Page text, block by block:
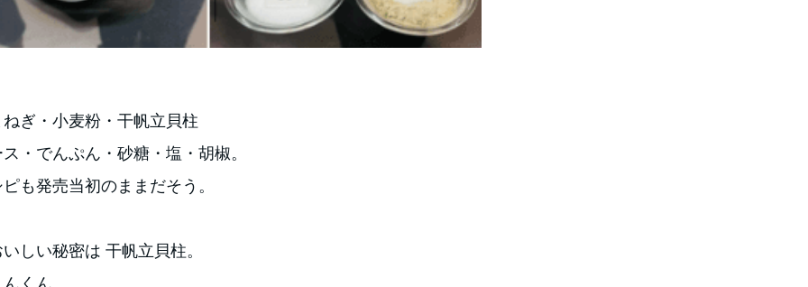
ぎ・小麦粉・干帆立貝柱
・でんぷん・砂糖・塩・胡椒。
も発売当初のままだそう。
しい秘密は 干帆立貝柱。
くん。